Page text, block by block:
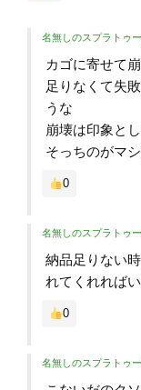
名無しのスプラトゥ
カゴに寄せて
足りなくて失
うな
崩壊は印象と
そっちのがマ
0
名無しのスプラトゥ
納品足りない
れてくれれば
0
名無しのスプラトゥ